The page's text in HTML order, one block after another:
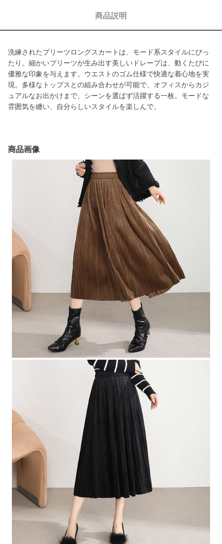
商品説明
洗練されたプリーツロングスカートは、モード系スタイルにぴっ
たり。細かいプリーツが生み出す美しいドレープは、動くたびに
優雅な印象を与えます。ウエストのゴム仕様で快適な着心地を実
現。多様なトップスとの組み合わせが可能で、オフィスからカジ
ュアルなお出かけまで、シーンを選ばず活躍する一枚。モードな
雰囲気を纏い、自分らしいスタイルを楽しんで。
商品画像